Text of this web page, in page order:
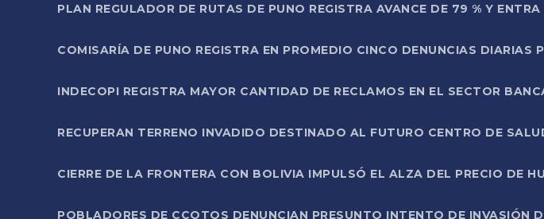
PLAN REGULADOR DE RUTAS DE PUNO REGISTRA AVANCE DE 79 % Y
COMISARÍA DE PUNO REGISTRA EN PROMEDIO CINCO DENUNCIAS DIARIAS
INDECOPI REGISTRA MAYOR CANTIDAD DE RECLAMOS EN EL SECTOR
RECUPERAN TERRENO INVADIDO DESTINADO AL FUTURO CENTRO DE
CIERRE DE LA FRONTERA CON BOLIVIA IMPULSÓ EL ALZA DEL PRECIO DE
POBLADORES DE CCOTOS DENUNCIAN PRESUNTO INTENTO DE INVASIÓN